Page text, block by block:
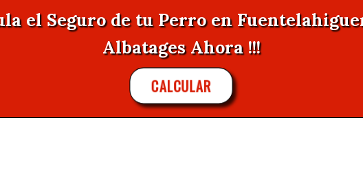
el Seguro de tu Perro en
Albatages Ahora !!!
CALCULAR